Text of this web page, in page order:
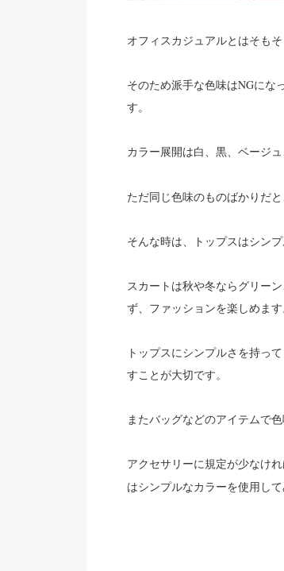
オフィスカジュアルとはそも
そのため派手な色味はNGにな
す。
カラー展開は白、黒、ベージ
ただ同じ色味のものばかりだ
そんな時は、トップスはシン
スカートは秋や冬ならグリー
ず、ファッションを楽しめます
トップスにシンプルさを持っ
すことが大切です。
またバッグなどのアイテムで
アクセサリーに規定が少なけ
はシンプルなカラーを使用し